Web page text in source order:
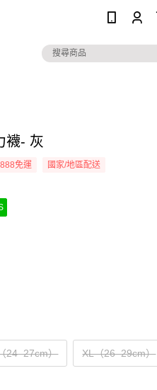
襪- 灰
免運 國家/地區配送
24–27cm） XL（26–29cm）